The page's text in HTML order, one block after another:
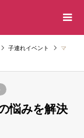
子連れイベント
マ
悩みを解決